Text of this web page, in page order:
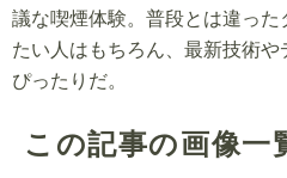
議な喫煙体験。普段とは違っ
たい人はもちろん、最新技術
ぴったりだ。
この記事の画像一